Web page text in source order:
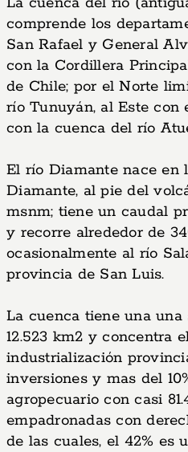
comprende los
San Rafael y General
con la Cordillera
de Chile; por el Norte
río Tunuyán, al Este con
con la cuenca del río
El río Diamante nace en
Diamante, al pie del
msnm; tiene un caudal
y recorre alrededor de
ocasionalmente al río
provincia de San Luis.
La cuenca tiene una
12.523 km2 y concentra
industrialización
inversiones y mas del
agropecuario con casi
empadronadas con
de las cuales, el 42% es